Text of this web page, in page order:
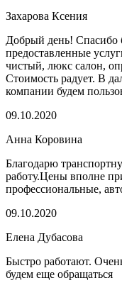
Захарова Ксения
Добрый день! Спасибо
предоставленные
чистый, люкс салон,
Стоимость радует. В
компании будем
09.10.2020
Анна Коровина
Благодарю
работу.Цены вполне
профессиональные,
09.10.2020
Елена Дубасова
Быстро работают.
будем еще обращаться